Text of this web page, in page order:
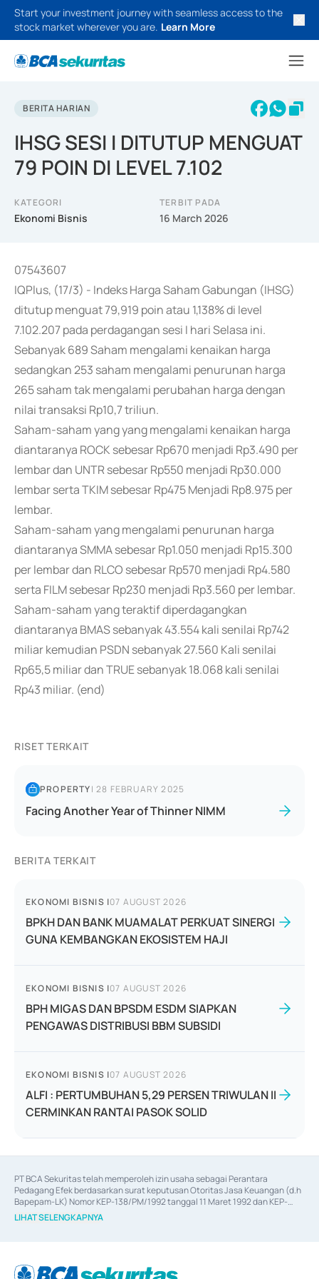
Start your investment journey with seamless access to the
stock market wherever you are. Learn More
BERITA HARIAN
IHSG SESI I DITUTUP MENGUAT
79 POIN DI LEVEL 7.102
KATEGORI
Ekonomi Bisnis
TERBIT PADA
16 March 2026
07543607
IQPlus, (17/3) - Indeks Harga Saham Gabungan (IHSG)
ditutup menguat 79,919 poin atau 1,138% di level
7.102.207 pada perdagangan sesi I hari Selasa ini.
Sebanyak 689 Saham mengalami kenaikan harga
sedangkan 253 saham mengalami penurunan harga
265 saham tak mengalami perubahan harga dengan
nilai transaksi Rp10,7 triliun.
Saham-saham yang yang mengalami kenaikan harga
diantaranya ROCK sebesar Rp670 menjadi Rp3.490 per
lembar dan UNTR sebesar Rp550 menjadi Rp30.000
lembar serta TKIM sebesar Rp475 Menjadi Rp8.975 per
lembar.
Saham-saham yang mengalami penurunan harga
diantaranya SMMA sebesar Rp1.050 menjadi Rp15.300
per lembar dan RLCO sebesar Rp570 menjadi Rp4.580
serta FILM sebesar Rp230 menjadi Rp3.560 per lembar.
Saham-saham yang teraktif diperdagangkan
diantaranya BMAS sebanyak 43.554 kali senilai Rp742
miliar kemudian PSDN sebanyak 27.560 Kali senilai
Rp65,5 miliar dan TRUE sebanyak 18.068 kali senilai
Rp43 miliar. (end)
RISET TERKAIT
PROPERTY|28 FEBRUARY 2025
Facing Another Year of Thinner NIMM
BERITA TERKAIT
EKONOMI BISNIS |07 AUGUST 2026
BPKH DAN BANK MUAMALAT PERKUAT SINERGI
GUNA KEMBANGKAN EKOSISTEM HAJI
EKONOMI BISNIS |07 AUGUST 2026
BPH MIGAS DAN BPSDM ESDM SIAPKAN
PENGAWAS DISTRIBUSI BBM SUBSIDI
EKONOMI BISNIS |07 AUGUST 2026
ALFI : PERTUMBUHAN 5,29 PERSEN TRIWULAN II
CERMINKAN RANTAI PASOK SOLID
PT BCA Sekuritas telah memperoleh izin usaha sebagai Perantara
Pedagang Efek berdasarkan surat keputusan Otoritas Jasa Keuangan (d.h
Bapepam-LK) Nomor KEP-138/PM/1992 tanggal 11 Maret 1992 dan KEP-
06/D.04/2014 tanggal 28 Februari 2014, izin usaha sebagai Penjamin Emisi
Efek berdasarkan surat keputusan Otoritas Jasa Keuangan Nomor KEP-
berdasarkan surat keputusan Otoritas Jasa Keuangan Nomor S-
LIHAT SELENGKAPNYA